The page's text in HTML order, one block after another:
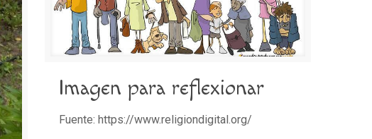
Imagen para reflexionar
Fuente: https://www.religiondigital.org/